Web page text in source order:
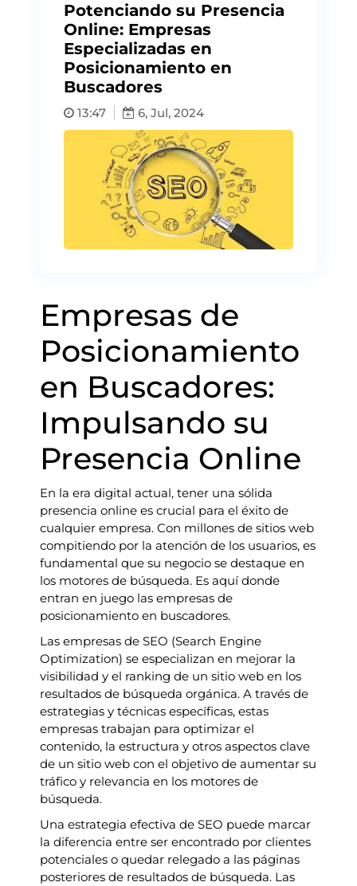
Potenciando su Presencia
Online: Empresas
Especializadas en
Posicionamiento en
Buscadores
13:47 6, Jul, 2024
Empresas de
Posicionamiento
en Buscadores:
Impulsando su
Presencia Online
En la era digital actual, tener una sólida
presencia online es crucial para el éxito de
cualquier empresa. Con millones de sitios web
compitiendo por la atención de los usuarios, es
fundamental que su negocio se destaque en
los motores de búsqueda. Es aquí donde
entran en juego las empresas de
posicionamiento en buscadores.
Las empresas de SEO (Search Engine
Optimization) se especializan en mejorar la
visibilidad y el ranking de un sitio web en los
resultados de búsqueda orgánica. A través de
estrategias y técnicas específicas, estas
empresas trabajan para optimizar el
contenido, la estructura y otros aspectos clave
de un sitio web con el objetivo de aumentar su
tráfico y relevancia en los motores de
búsqueda.
Una estrategia efectiva de SEO puede marcar
la diferencia entre ser encontrado por clientes
potenciales o quedar relegado a las páginas
posteriores de resultados de búsqueda. Las